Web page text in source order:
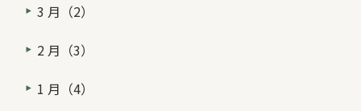
3 月（2）
2 月（3）
1 月（4）